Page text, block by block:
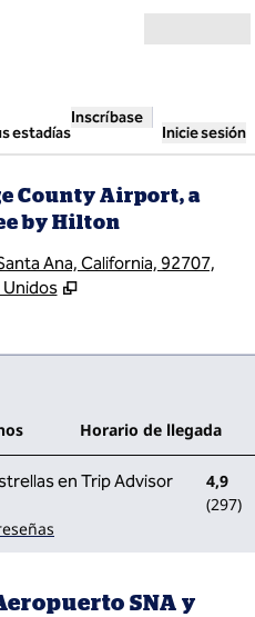
estadías
Inscríbase
Inicie sesión
County Airport, a
by Hilton
Ana, California, 92707,
Horario de llegada
4,9
(297)
SNA y